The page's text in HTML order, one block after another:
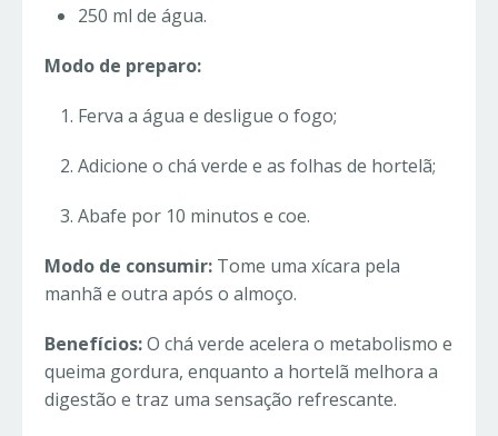
250 ml de água.
Modo de preparo:
Ferva a água e desligue o fogo;
Adicione o chá verde e as folhas de hortelã;
Abafe por 10 minutos e coe.
Modo de consumir: Tome uma xícara pela
manhã e outra após o almoço.
Benefícios:O chá verde acelera o metabolismo e
queima gordura, enquanto a hortelã melhora a
digestão e traz uma sensação refrescante.